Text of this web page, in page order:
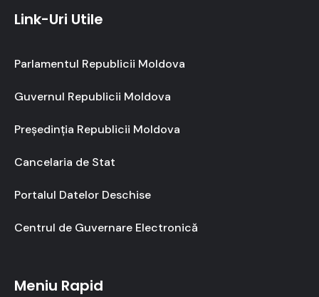
Link-Uri Utile
Parlamentul Republicii Moldova
Guvernul Republicii Moldova
Președinția Republicii Moldova
Cancelaria de Stat
Portalul Datelor Deschise
Centrul de Guvernare Electronică
Meniu Rapid